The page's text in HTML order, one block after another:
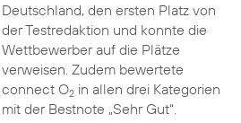
Deutschland, den ersten Platz von
der Testredaktion und konnte die
Wettbewerber auf die Plätze
verweisen. Zudem bewertete
connect O2in allen drei Kategorien
mit der Bestnote „Sehr Gut“.